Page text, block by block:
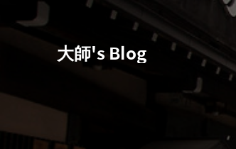
大師's Blog